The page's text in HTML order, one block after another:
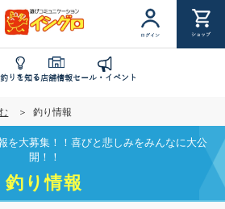
ログイン ショップ
釣りを知る店舗情報セール・イベント
釣り情報
を大募集！！喜びと悲しみをみんなに大公
開！！
釣り情報